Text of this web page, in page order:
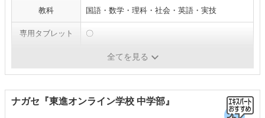
教科 国語・数学・理科・社会・英語・実技
専用タブレット 〇
全てを見る
ナガセ『東進オンライン学校 中学部』